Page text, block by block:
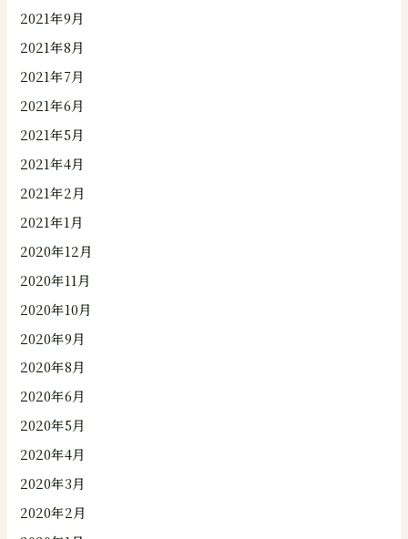
2021年9月
2021年8月
2021年7月
2021年6月
2021年5月
2021年4月
2021年2月
2021年1月
2020年12月
2020年11月
2020年10月
2020年9月
2020年8月
2020年6月
2020年5月
2020年4月
2020年3月
2020年2月